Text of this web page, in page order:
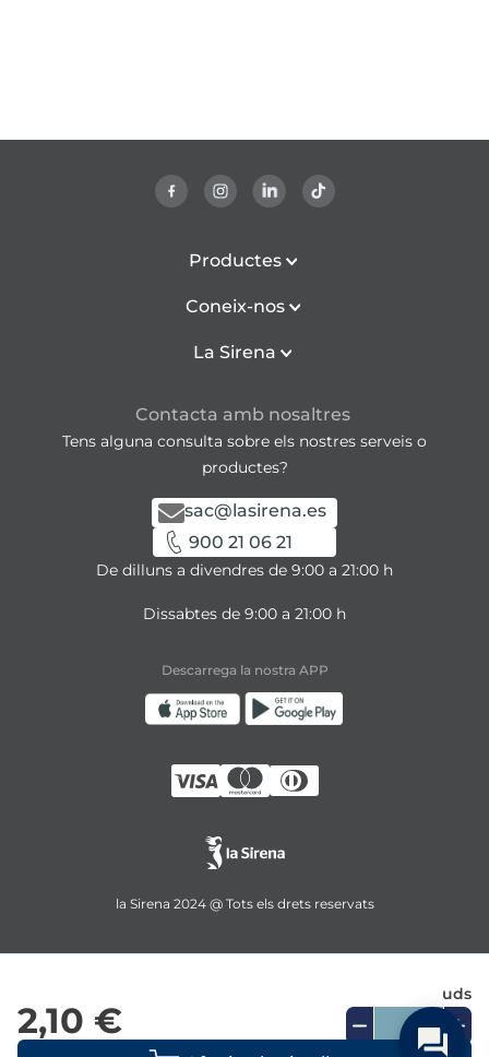
2,10 €
uds
Productes
Coneix-nos
La Sirena
Contacta amb nosaltres
Tens alguna consulta sobre els nostres serveis o
productes?
sac@lasirena.es
900 21 06 21
De dilluns a divendres de 9:00 a 21:00 h
Dissabtes de 9:00 a 21:00 h
Descarrega la nostra APP
la Sirena 2024 @ Tots els drets reservats